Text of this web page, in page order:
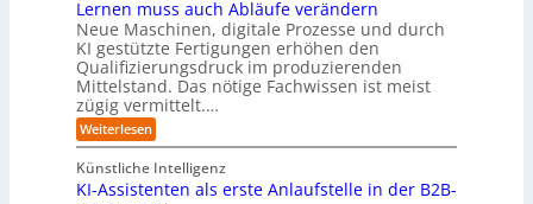
H
e
r
s
t
e
l
d
e
r
I
n
d
u
s
t
r
i
a
c
h
s
e
n
d
e
R
a
n
s
r
o
b
o
t
e
r
r
a
t
o
r
t
e
e
h
r
l
i
c
h
e
r
u
n
Lernen muss auch Abläufe verändern
Neue Maschinen, digitale Prozesse und durch
KI gestützte Fertigungen erhöhen den
Qualifizierungsdruck im produzierenden
Mittelstand. Das nötige Fachwissen ist meist
zügig vermittelt.…
Weiterlesen:
L
e
r
n
Künstliche Intelligenz
KI-Assistenten als erste Anlaufstelle in der B2B-